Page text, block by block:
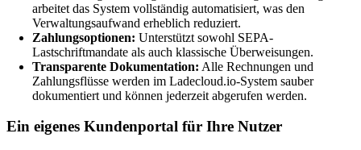
arbeitet das System vollständig automatisiert, was den
Verwaltungsaufwand erheblich reduziert.
Zahlungsoptionen: Unterstützt sowohl SEPA-
Lastschriftmandate als auch klassische Überweisungen.
Transparente Dokumentation: Alle Rechnungen und
Zahlungsflüsse werden im Ladecloud.io-System sauber
dokumentiert und können jederzeit abgerufen werden.
Ein eigenes Kundenportal für Ihre Nutzer